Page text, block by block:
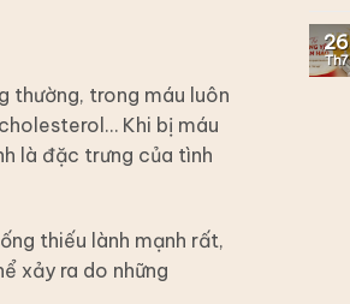
thường, trong máu luôn
Khi bị máu
là đặc trưng của tình
thiếu lành mạnh rất,
xảy ra do những
26
Th7